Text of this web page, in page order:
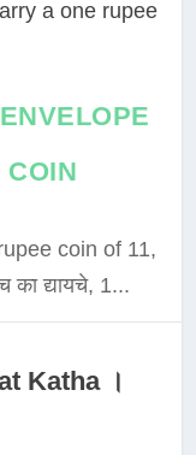
COIN
coin of 11,
द्यायचे, 1...
Katha ।